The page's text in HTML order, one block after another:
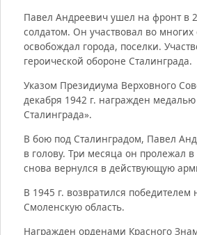
Павел Андреевич ушел на фронт в
солдатом. Он участвовал во
освобождал города, поселки.
героической обороне Сталинграда.
Указом Президиума Верховного
декабря 1942 г. награжден
Сталинграда».
В бою под Сталинградом, Павел
в голову. Три месяца он пролежал в
снова вернулся в действующую
В 1945 г. возвратился
Смоленскую область.
Награжден орденами Красного